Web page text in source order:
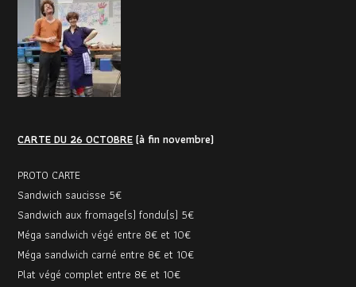
CARTE DU 26 OCTOBRE(à fin novembre)
PROTO CARTE
Sandwich saucisse 5€
Sandwich aux fromage(s) fondu(s) 5€
Méga sandwich végé entre 8€ et 10€
Méga sandwich carné entre 8€ et 10€
Plat végé complet entre 8€ et 10€